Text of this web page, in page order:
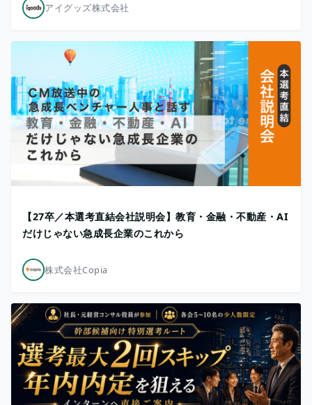
アイグッズ株式会社
【27卒／本選考直結会社説明会】教育・金融・不動産・AI
だけじゃない急成長企業のこれから
株式会社Copia